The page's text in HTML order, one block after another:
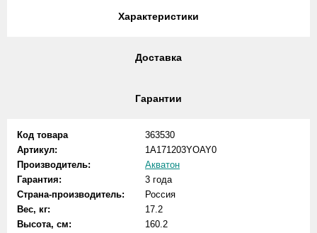
Характеристики
Доставка
Гарантии
Код товара
363530
Артикул:
1A171203YOAY0
Производитель:
Акватон
Гарантия:
3 года
Страна-производитель:
Россия
Вес, кг:
17.2
Высота, см:
160.2